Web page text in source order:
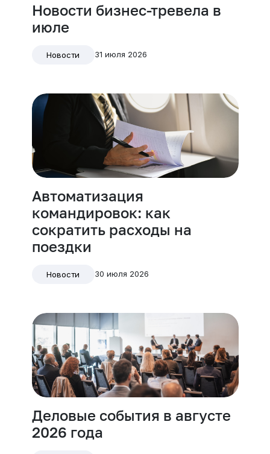
Новости бизнес-тревела в
июле
Новости 31 июля 2026
Автоматизация
командировок: как
сократить расходы на
поездки
Новости 30 июля 2026
Деловые события в августе
2026 года